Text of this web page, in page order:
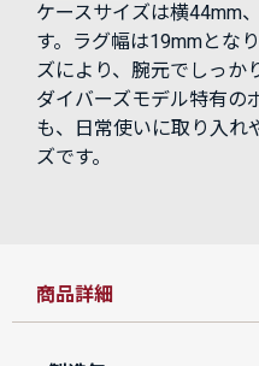
ケースサイズは横44mm
す。ラグ幅は19mmとな
ズにより、腕元でしっか
ダイバーズモデル特有の
も、日常使いに取り入れ
ズです。
商品詳細